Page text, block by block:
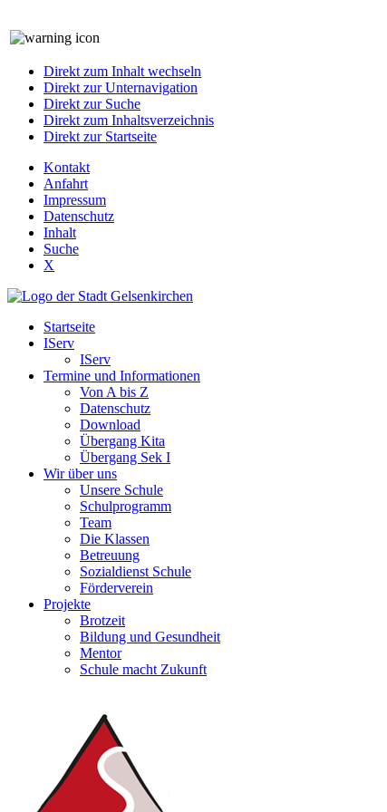
Direkt zum Inhalt wechseln
Direkt zur Unternavigation
Direkt zur Suche
Direkt zum Inhaltsverzeichnis
Direkt zur Startseite
Kontakt
Anfahrt
Impressum
Datenschutz
Inhalt
Suche
X
Startseite
IServ
IServ
Termine und Informationen
Von A bis Z
Datenschutz
Download
Übergang Kita
Übergang Sek I
Wir über uns
Unsere Schule
Schulprogramm
Team
Die Klassen
Betreuung
Sozialdienst Schule
Förderverein
Projekte
Brotzeit
Bildung und Gesundheit
Mentor
Schule macht Zukunft